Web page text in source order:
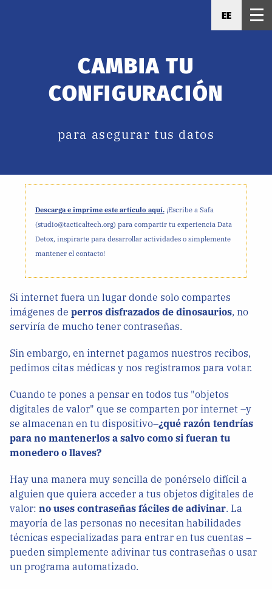
EE
CAMBIA TU
CONFIGURACIÓN
para asegurar tus datos
Descarga e imprime este artículo aquí.¡Escribe a Safa
(studio@tacticaltech.org) para compartir tu experiencia Data
Detox, inspirarte para desarrollar actividades o simplemente
mantener el contacto!
Si internet fuera un lugar donde solo compartes
imágenes de perros disfrazados de dinosaurios, no
serviría de mucho tener contraseñas.
Sin embargo, en internet pagamos nuestros recibos,
pedimos citas médicas y nos registramos para votar.
Cuando te pones a pensar en todos tus "objetos
digitales de valor" que se comparten por internet –y
se almacenan en tu dispositivo–¿qué razón tendrías
para no mantenerlos a salvo como si fueran tu
monedero o llaves?
Hay una manera muy sencilla de ponérselo difícil a
alguien que quiera acceder a tus objetos digitales de
valor: no uses contraseñas fáciles de adivinar. La
mayoría de las personas no necesitan habilidades
técnicas especializadas para entrar en tus cuentas –
pueden simplemente adivinar tus contraseñas o usar
un programa automatizado.